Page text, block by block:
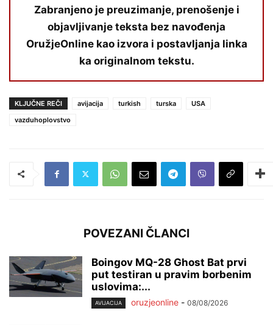
Zabranjeno je preuzimanje, prenošenje i
objavljivanje teksta bez navođenja
OružjeOnline kao izvora i postavljanja linka
ka originalnom tekstu.
KLJUČNE REČI avijacija turkish turska
USA
vazduhoplovstvo
POVEZANI ČLANCI
Boingov MQ-28 Ghost Bat prvi
put testiran u pravim borbenim
uslovima:...
AVIJACIJA oruzjeonline - 08/08/2026